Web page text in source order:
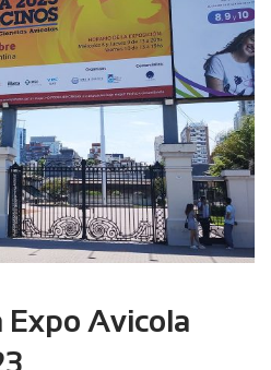
Expo Avicola